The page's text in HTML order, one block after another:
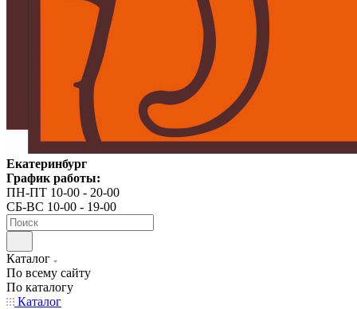
Екатеринбург
График работы:
ПН-ПТ 10-00 - 20-00
СБ-ВС 10-00 - 19-00
Каталог
По всему сайту
По каталогу
Каталог